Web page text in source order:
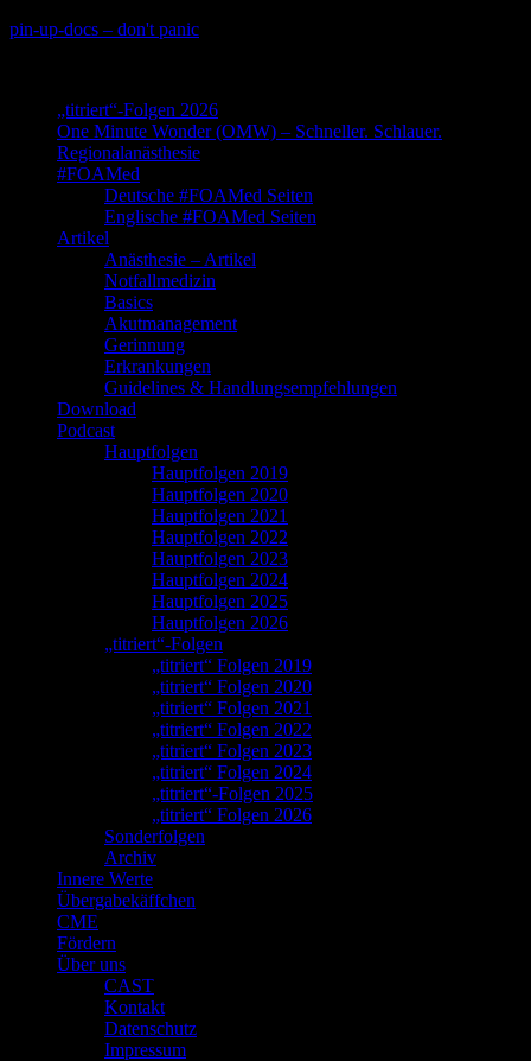
Skip
pin-up-docs – don't panic
„titriert“-Folgen 2026
One Minute Wonder (OMW) – Schneller. Schlauer.
Regionalanästhesie
#FOAMed
Deutsche #FOAMed Seiten
Englische #FOAMed Seiten
Artikel
Anästhesie – Artikel
Notfallmedizin
Basics
Akutmanagement
Gerinnung
Erkrankungen
Guidelines & Handlungsempfehlungen
Download
Podcast
Hauptfolgen
Hauptfolgen 2019
Hauptfolgen 2020
Hauptfolgen 2021
Hauptfolgen 2022
Hauptfolgen 2023
Hauptfolgen 2024
Hauptfolgen 2025
Hauptfolgen 2026
„titriert“-Folgen
„titriert“ Folgen 2019
„titriert“ Folgen 2020
„titriert“ Folgen 2021
„titriert“ Folgen 2022
„titriert“ Folgen 2023
„titriert“ Folgen 2024
„titriert“-Folgen 2025
„titriert“ Folgen 2026
Sonderfolgen
Archiv
Innere Werte
Übergabekäffchen
CME
Fördern
Über uns
CAST
Kontakt
Datenschutz
Impressum